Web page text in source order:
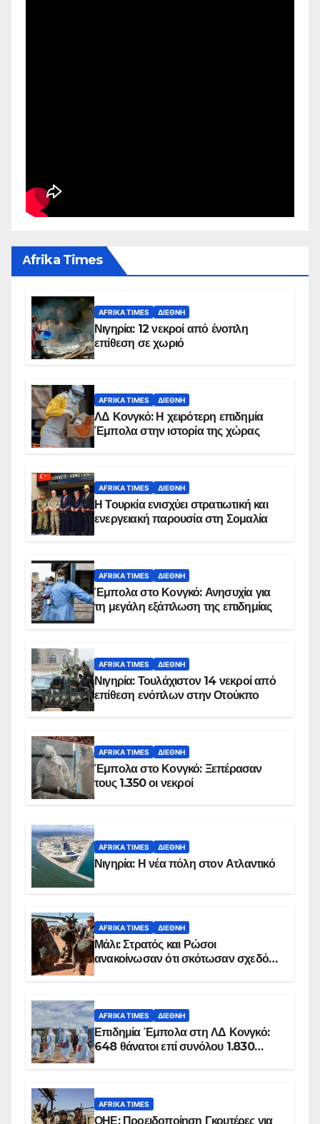
Αfrika Times
AFRIKA TIMES ΔΙΕΘΝΉ
Νιγηρία: 12 νεκροί από ένοπλη
επίθεση σε χωριό
AFRIKA TIMES ΔΙΕΘΝΉ
ΛΔ Κονγκό: Η χειρότερη επιδημία
Έμπολα στην ιστορία της χώρας
AFRIKA TIMES ΔΙΕΘΝΉ
Η Τουρκία ενισχύει στρατιωτική και
ενεργειακή παρουσία στη Σομαλία
AFRIKA TIMES ΔΙΕΘΝΉ
Έμπολα στο Κονγκό: Ανησυχία για
τη μεγάλη εξάπλωση της επιδημίας
AFRIKA TIMES ΔΙΕΘΝΉ
Νιγηρία: Τουλάχιστον 14 νεκροί από
επίθεση ενόπλων στην Οτούκπο
AFRIKA TIMES ΔΙΕΘΝΉ
Έμπολα στο Κονγκό: Ξεπέρασαν
τους 1.350 οι νεκροί
AFRIKA TIMES ΔΙΕΘΝΉ
Νιγηρία: Η νέα πόλη στον Ατλαντικό
AFRIKA TIMES ΔΙΕΘΝΉ
Μάλι: Στρατός και Ρώσοι
ανακοίνωσαν ότι σκότωσαν σχεδόν
AFRIKA TIMES ΔΙΕΘΝΉ
Επιδημία Έμπολα στη ΛΔ Κονγκό:
648 θάνατοι επί συνόλου 1.830
AFRIKA TIMES
ΟΗΕ: Προειδοποίηση Γκουτέρες για